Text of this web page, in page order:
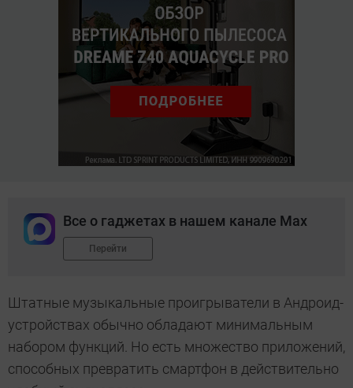
Все о гаджетах в нашем канале Max
Перейти
Штатные музыкальные проигрыватели в Андроид-
устройствах обычно обладают минимальным
набором функций. Но есть множество приложений,
способных превратить смартфон в действительно